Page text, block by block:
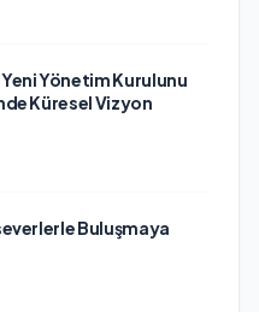
Yönetim Kurulunu
Küresel Vizyon
Buluşmaya